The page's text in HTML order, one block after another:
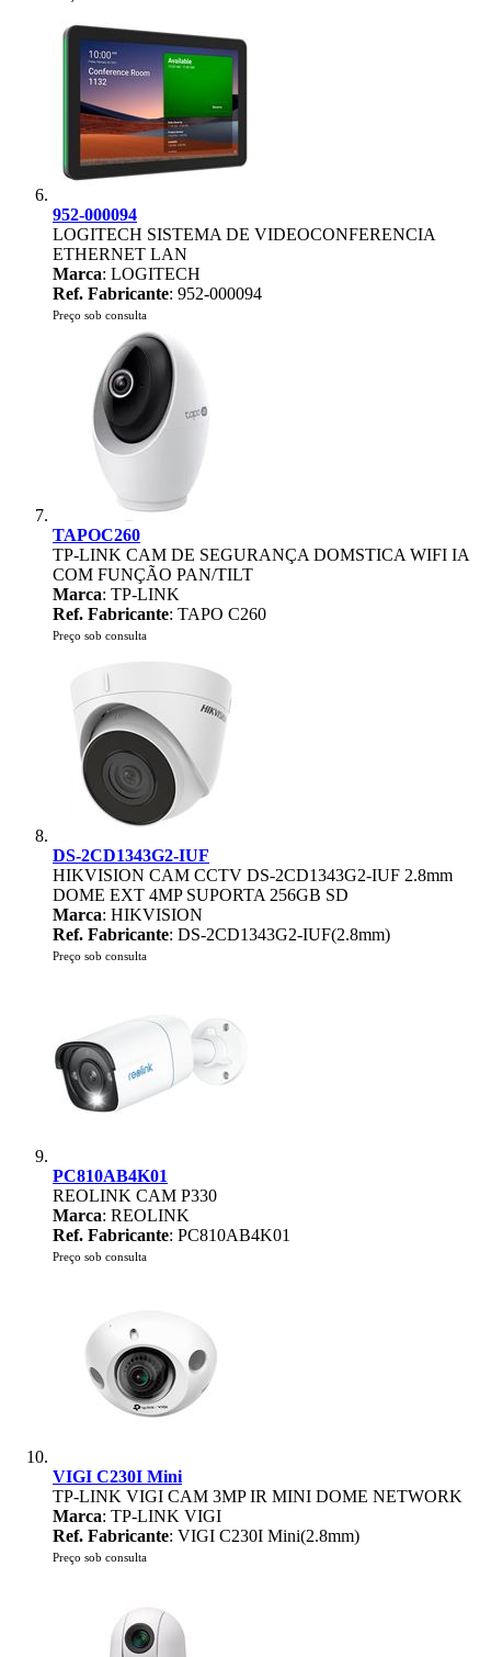
952-000094
LOGITECH SISTEMA DE VIDEOCONFERENCIA
ETHERNET LAN
Marca: LOGITECH
Ref. Fabricante: 952-000094
Preço sob consulta
TAPOC260
TP-LINK CAM DE SEGURANÇA DOMSTICA WIFI IA
COM FUNÇÃO PAN/TILT
Marca: TP-LINK
Ref. Fabricante: TAPO C260
Preço sob consulta
DS-2CD1343G2-IUF
HIKVISION CAM CCTV DS-2CD1343G2-IUF 2.8mm
DOME EXT 4MP SUPORTA 256GB SD
Marca: HIKVISION
Ref. Fabricante: DS-2CD1343G2-IUF(2.8mm)
Preço sob consulta
PC810AB4K01
REOLINK CAM P330
Marca: REOLINK
Ref. Fabricante: PC810AB4K01
Preço sob consulta
VIGI C230I Mini
TP-LINK VIGI CAM 3MP IR MINI DOME NETWORK
Marca: TP-LINK VIGI
Ref. Fabricante: VIGI C230I Mini(2.8mm)
Preço sob consulta